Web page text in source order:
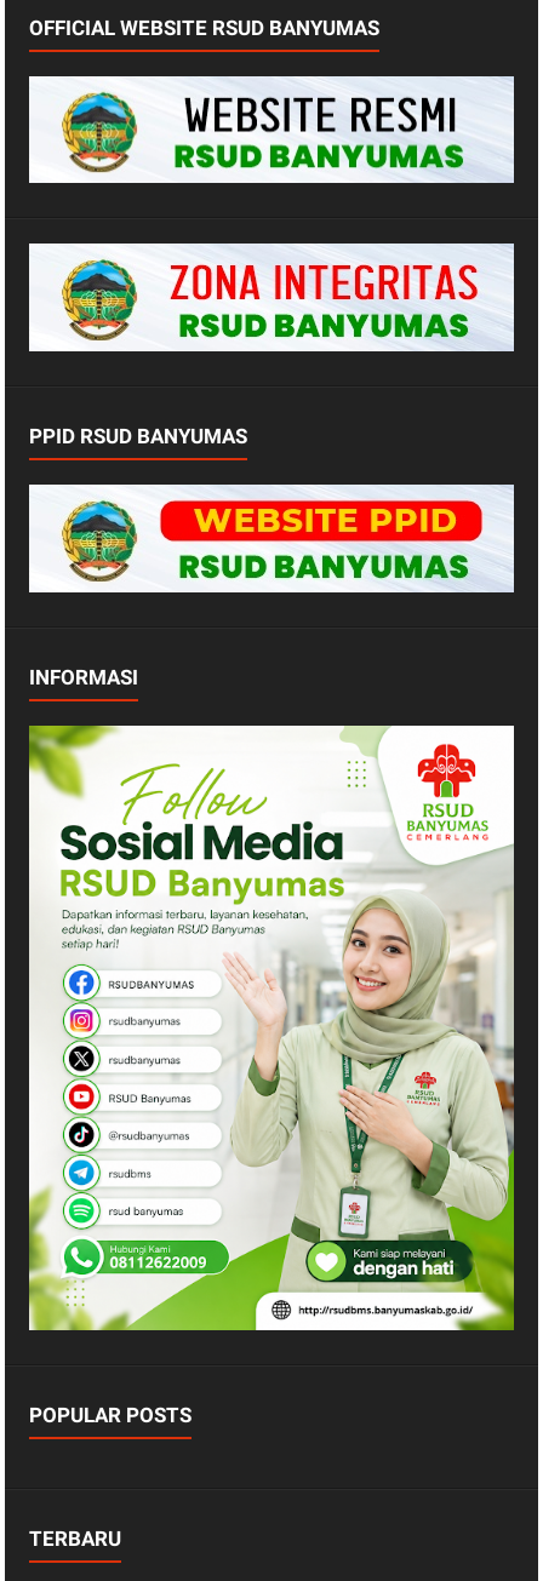
OFFICIAL WEBSITE RSUD BANYUMAS
PPID RSUD BANYUMAS
INFORMASI
POPULAR POSTS
TERBARU